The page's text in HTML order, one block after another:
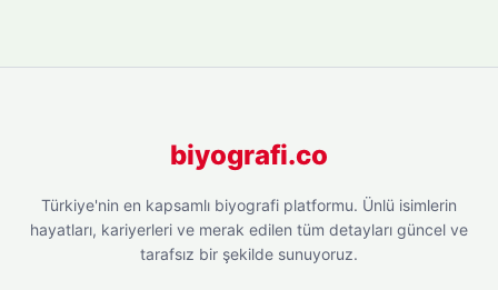
biyografi.co
Türkiye'nin en kapsamlı biyografi platformu. Ünlü isimlerin
hayatları, kariyerleri ve merak edilen tüm detayları güncel ve
tarafsız bir şekilde sunuyoruz.